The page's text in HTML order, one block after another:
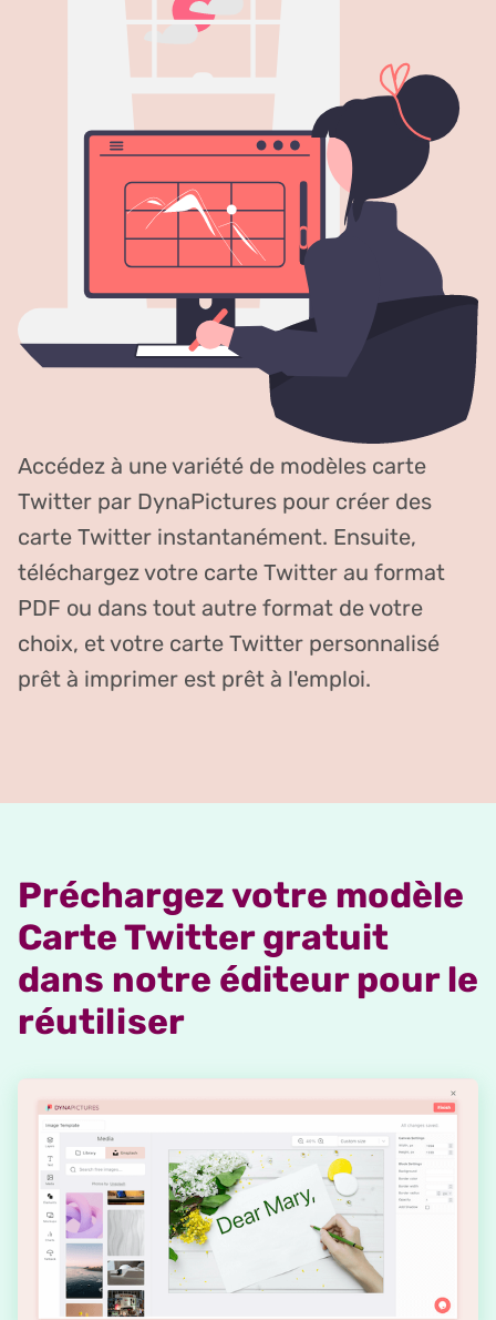
Accédez à une variété de modèles carte
Twitter par DynaPictures pour créer des
carte Twitter instantanément. Ensuite,
téléchargez votre carte Twitter au format
PDF ou dans tout autre format de votre
choix, et votre carte Twitter personnalisé
prêt à imprimer est prêt à l'emploi.
Préchargez votre modèle
Carte Twitter gratuit
dans notre éditeur pour le
réutiliser